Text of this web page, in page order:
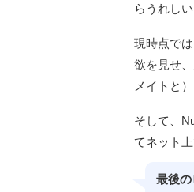
らうれし
現時点で
欲を見せ
メイトと
そして、
てネット上
最後